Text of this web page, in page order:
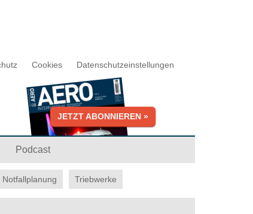
Cookies Datenschutzeinstellungen
JETZT ABONNIEREN »
Podcast
Notfallplanung Triebwerke